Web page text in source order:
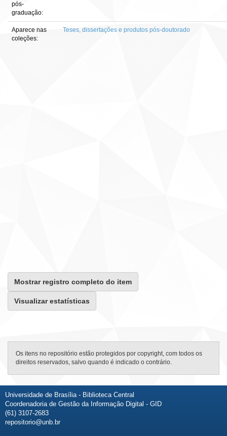
pós-
graduação:
Aparece nas
coleções:
Teses, dissertações e produtos pós-doutorado
Mostrar registro completo do item
Visualizar estatísticas
Os itens no repositório estão protegidos por copyright, com todos os
direitos reservados, salvo quando é indicado o contrário.
Universidade de Brasília - Biblioteca Central
Coordenadoria de Gestão da Informação Digital - GID
(61) 3107-2683
repositorio@unb.br